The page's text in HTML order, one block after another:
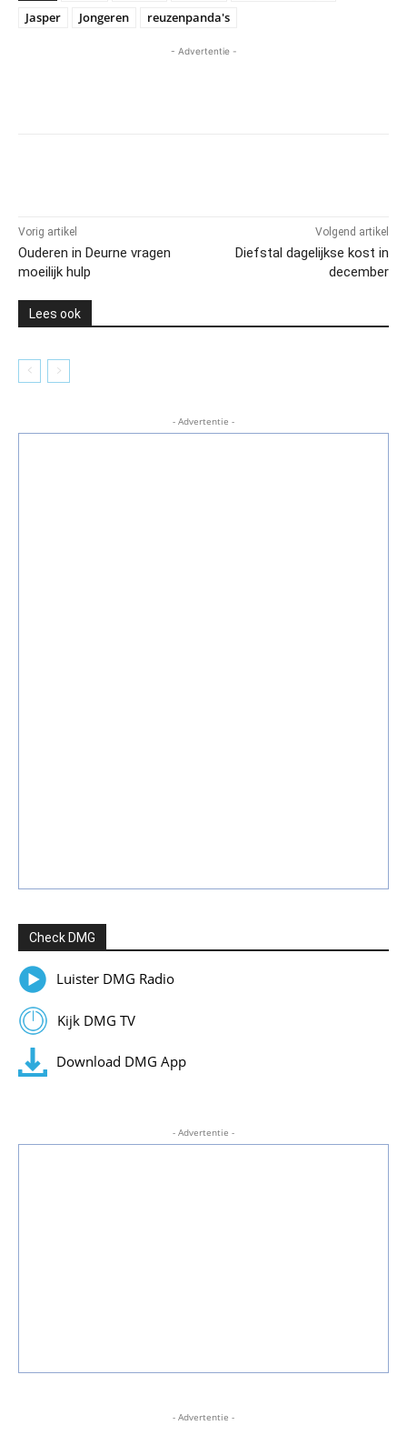
Jasper
Jongeren reuzenpanda's
- Advertentie -
Vorig artikel
Ouderen in Deurne vragen
moeilijk hulp
Volgend artikel
Diefstal dagelijkse kost in
december
Lees ook
- Advertentie -
Check DMG
Luister DMG Radio
Kijk DMG TV
Download DMG App
- Advertentie -
- Advertentie -